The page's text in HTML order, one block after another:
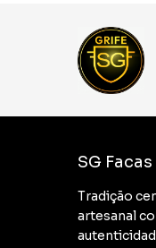
SG Facas
Tradição
artesanal